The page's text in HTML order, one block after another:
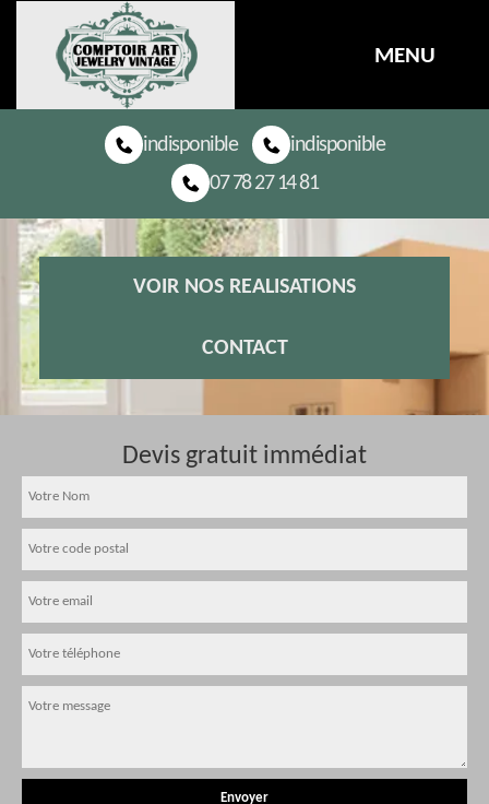
MENU
indisponible
indisponible
07 78 27 14 81
VOIR NOS REALISATIONS
CONTACT
Devis gratuit immédiat